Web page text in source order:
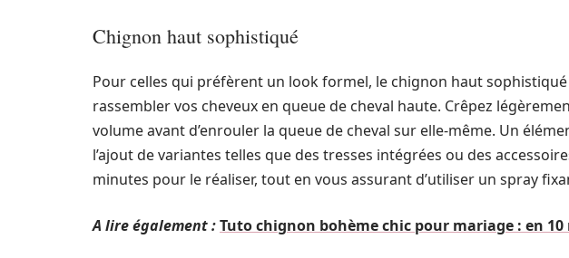
Chignon haut sophistiqué
Pour celles qui préfèrent un look formel, le chignon haut
rassembler vos cheveux en queue de cheval haute. Crêpez
volume avant d’enrouler la queue de cheval sur elle-même. Un
l’ajout de variantes telles que des tresses intégrées ou des
minutes pour le réaliser, tout en vous assurant d’utiliser un spray
A lire également :Tuto chignon bohème chic pour mariage : en